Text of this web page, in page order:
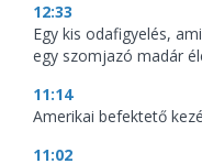
12:33
Egy kis odafigyelés,
egy szomjazó madár
11:14
Amerikai befektető
11:02